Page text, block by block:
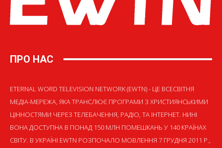
ПРО НАС
ETERNAL WORD TELEVISION NETWORK (EWTN) - ЦЕ ВСЕСВІТНЯ
МЕДІА-МЕРЕЖА, ЯКА ТРАНСЛЮЄ ПРОГРАМИ З ХРИСТИЯНСЬКИМИ
ЦІННОСТЯМИ ЧЕРЕЗ ТЕЛЕБАЧЕННЯ, РАДІО, ТА ІНТЕРНЕТ. НИНІ
ВОНА ДОСТУПНА В ПОНАД 150 МЛН ПОМЕШКАНЬ У 140 КРАЇНАХ
СВІТУ. В УКРАЇНІ EWTN РОЗПОЧАЛО МОВЛЕННЯ 7 ГРУДНЯ 2011 Р.,